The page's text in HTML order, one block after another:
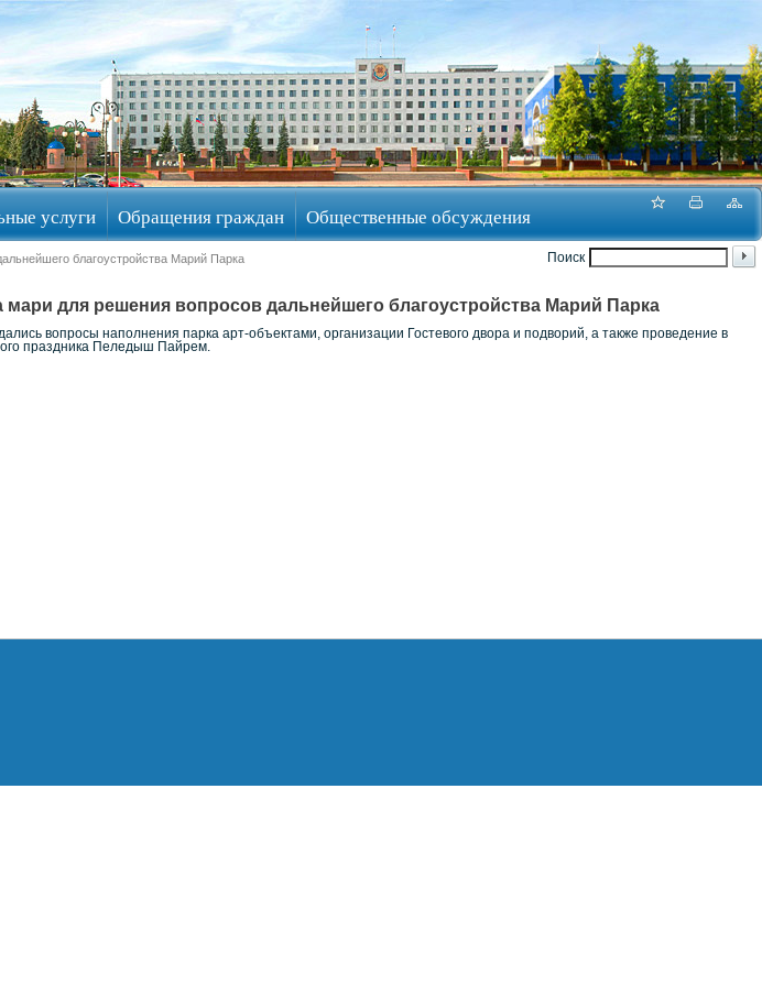
услуги Обращения граждан Общественные обсуждения
Поиск
благоустройства Марий Парка
для решения вопросов дальнейшего благоустройства Марий Парка
вопросы наполнения парка арт-объектами, организации Гостевого двора и подворий, а также проведение в
праздника Пеледыш Пайрем.